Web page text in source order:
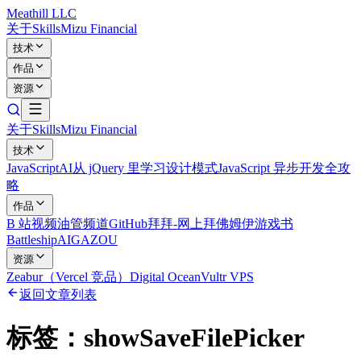
Meathill LLC
关于SkillsMizu Financial
技术
作品
资源
关于SkillsMizu Financial
技术
JavaScriptAI从 jQuery 里学习设计模式JavaScript 异步开发全攻
略
作品
B 站视频油管频道GitHub拜拜-网上拜佛姆伊游戏书
BattleshipAIGAZOU
资源
Zeabur（Vercel 竞品） Digital OceanVultr VPS
返回文章列表
标签： showSaveFilePicker